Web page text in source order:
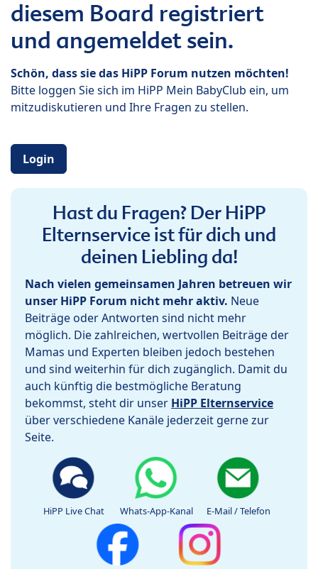
diesem Board registriert
und angemeldet sein.
Schön, dass sie das HiPP Forum nutzen möchten!
Bitte loggen Sie sich im HiPP Mein BabyClub ein, um
mitzudiskutieren und Ihre Fragen zu stellen.
Login
Hast du Fragen? Der HiPP
Elternservice ist für dich und
deinen Liebling da!
Nach vielen gemeinsamen Jahren betreuen wir
unser HiPP Forum nicht mehr aktiv. Neue
Beiträge oder Antworten sind nicht mehr
möglich. Die zahlreichen, wertvollen Beiträge der
Mamas und Experten bleiben jedoch bestehen
und sind weiterhin für dich zugänglich. Damit du
auch künftig die bestmögliche Beratung
bekommst, steht dir unser HiPP Elternservice
über verschiedene Kanäle jederzeit gerne zur
Seite.
HiPP Live Chat Whats-App-Kanal E-Mail / Telefon